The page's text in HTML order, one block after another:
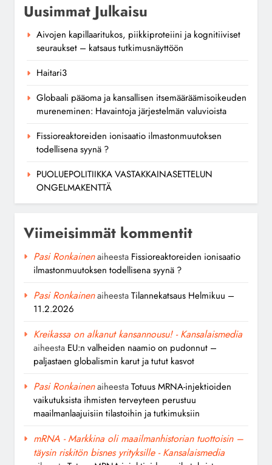
Uusimmat Julkaisu
Aivojen kapillaaritukos, piikkiproteiini ja kognitiiviset
seuraukset – katsaus tutkimusnäyttöön
Haitari3
Globaali pääoma ja kansallisen itsemääräämisoikeuden
mureneminen: Havaintoja järjestelmän valuvioista
Fissioreaktoreiden ionisaatio ilmastonmuutoksen
todellisena syynä ?
PUOLUEPOLITIIKKA VASTAKKAINASETTELUN
ONGELMAKENTTÄ
Viimeisimmät kommentit
Pasi Ronkainenaiheesta Fissioreaktoreiden ionisaatio
ilmastonmuutoksen todellisena syynä ?
Pasi RonkainenaiheestaTilannekatsaus Helmikuu –
11.2.2026
Kreikassa on alkanut kansannousu! - Kansalaismedia
aiheesta EU:n valheiden naamio on pudonnut –
paljastaen globalismin karut ja tutut kasvot
Pasi RonkainenaiheestaTotuus MRNA-injektioiden
vaikutuksista ihmisten terveyteen perustuu
maailmanlaajuisiin tilastoihin ja tutkimuksiin
mRNA - Markkina oli maailmanhistorian tuottoisin –
täysin riskitön bisnes yrityksille - Kansalaismedia